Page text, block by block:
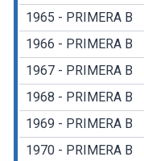
1965 - PRIMERA B
1966 - PRIMERA B
1967 - PRIMERA B
1968 - PRIMERA B
1969 - PRIMERA B
1970 - PRIMERA B